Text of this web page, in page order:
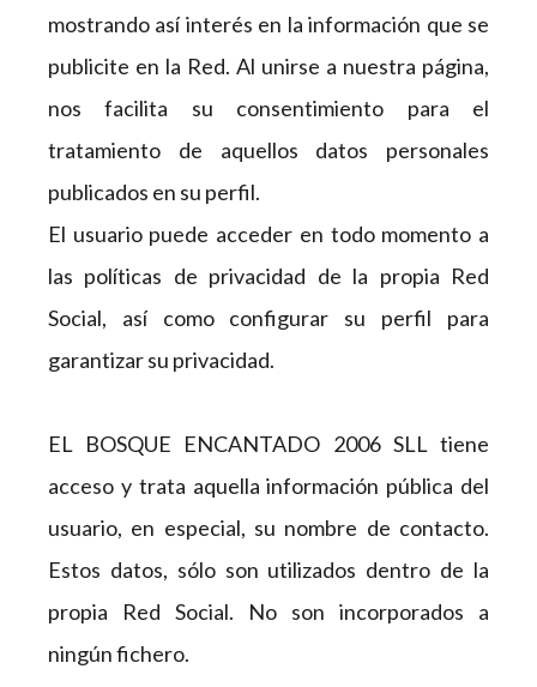
mostrando así interés en la información que se
publicite en la Red. Al unirse a nuestra página,
nos facilita su consentimiento para el
tratamiento de aquellos datos personales
publicados en su perfil.
El usuario puede acceder en todo momento a
las políticas de privacidad de la propia Red
Social, así como configurar su perfil para
garantizar su privacidad.
EL BOSQUE ENCANTADO 2006 SLL tiene
acceso y trata aquella información pública del
usuario, en especial, su nombre de contacto.
Estos datos, sólo son utilizados dentro de la
propia Red Social. No son incorporados a
ningún fichero.